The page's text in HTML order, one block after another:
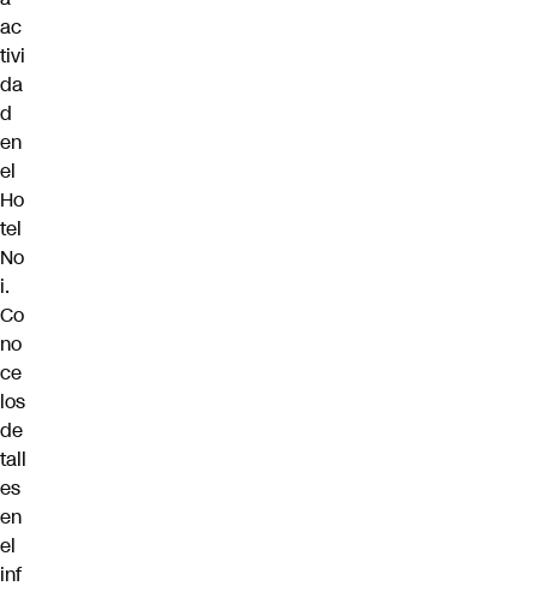
ac
tivi
da
d
en
el
Ho
tel
No
i.
Co
no
ce
los
de
tall
es
en
el
inf